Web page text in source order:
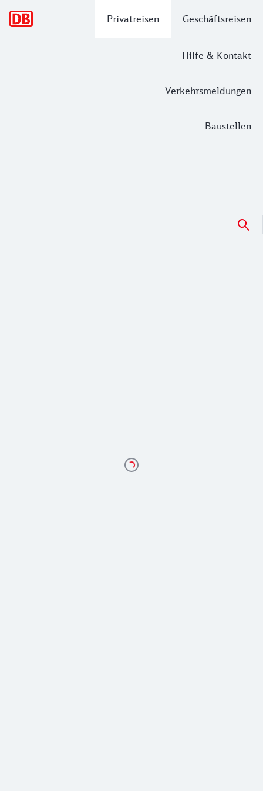
Privatreisen Geschäftsreisen
Hilfe & Kontakt
Verkehrsmeldungen
Baustellen